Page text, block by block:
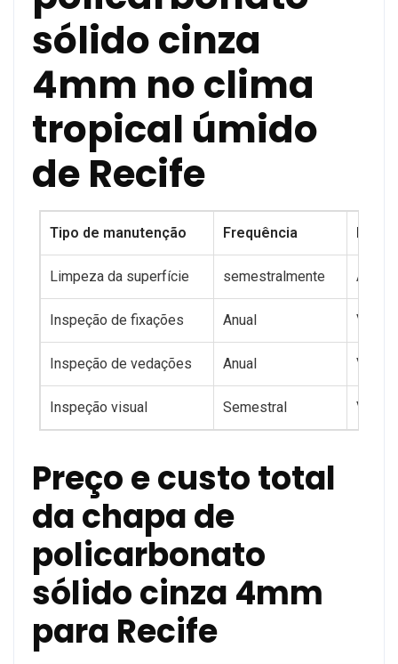
sólido cinza
4mm no clima
tropical úmido
de Recife
Tipo de manutenção Frequência
Limpeza da superfície semestralmente Água
Inspeção de fixações Anual
Inspeção de vedações Anual
Inspeção visual Semestral
Preço e custo total
da chapa de
policarbonato
sólido cinza 4mm
para Recife